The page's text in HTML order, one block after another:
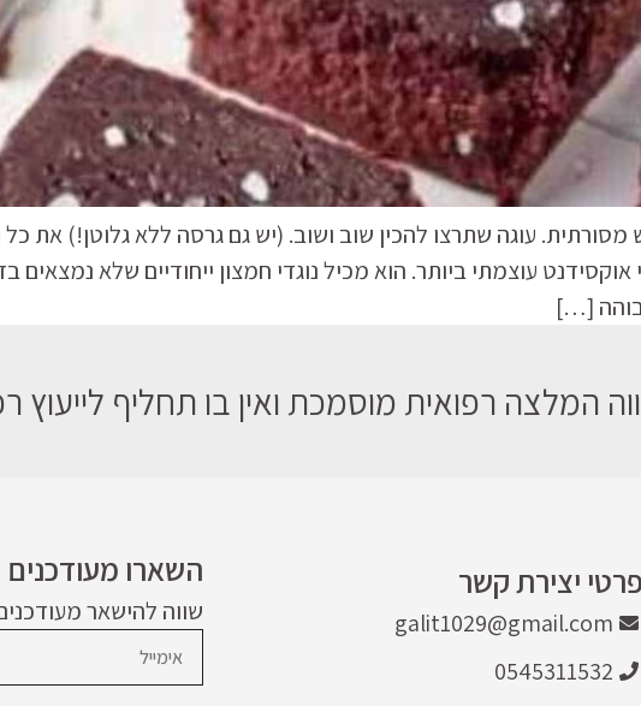
עוגה שתרצו להכין שוב ושוב. (יש גם גרסה ללא גלוטן!) את כל
עוצמתי ביותר. הוא מכיל נוגדי חמצון ייחודיים שלא נמצאים
[…]
פרטי יצירת קשר
galit1029@gmail.com
0545311532
השארו מעודכנים
שווה להישאר
המלצה רפואית מוסמכת ואין בו תחליף לייעוץ